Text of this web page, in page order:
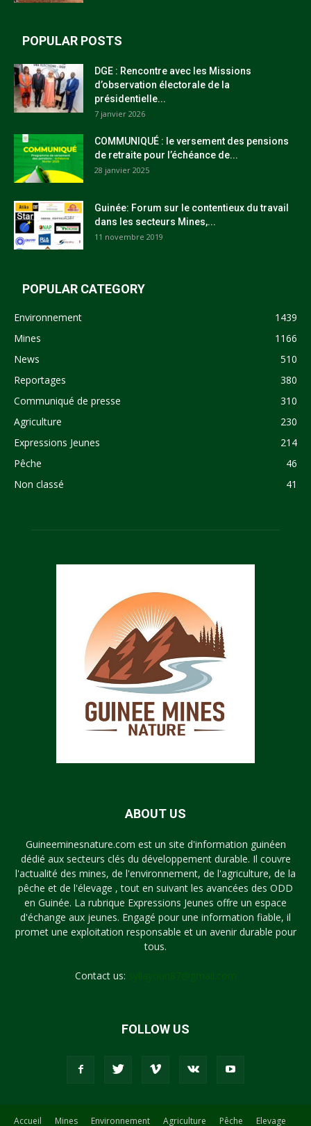
POPULAR POSTS
DGE : Rencontre avec les Missions
d’observation électorale de la
présidentielle...
7 janvier 2026
COMMUNIQUÉ : le versement des pensions
de retraite pour l’échéance de...
28 janvier 2025
Guinée: Forum sur le contentieux du travail
dans les secteurs Mines,...
11 novembre 2019
POPULAR CATEGORY
Environnement
1439
Mines
1166
News
510
Reportages
380
Communiqué de presse
310
Agriculture
230
Expressions Jeunes
214
Pêche
46
Non classé
41
ABOUT US
Guineeminesnature.com est un site d'information guinéen
dédié aux secteurs clés du développement durable. Il couvre
l'actualité des mines, de l'environnement, de l'agriculture, de la
pêche et de l'élevage , tout en suivant les avancées des ODD
en Guinée. La rubrique Expressions Jeunes offre un espace
d'échange aux jeunes. Engagé pour une information fiable, il
promet une exploitation responsable et un avenir durable pour
tous.
Contact us:
FOLLOW US
Accueil Mines Environnement Agriculture Pêche Elevage